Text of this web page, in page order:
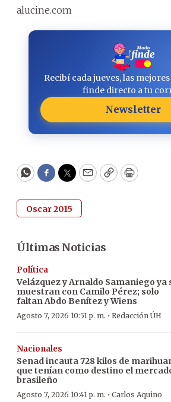
alucine.com
Recibí cada jueves, las
finde directo a tu
Newsletter
WhatsApp
Facebook
Twitter
EmailCopyPrint
Oscar 2015
Últimas Noticias
Política
Velázquez y Arnaldo Samaniego ya
muestran con Camilo Pérez; solo
faltan Abdo Benítez y Wiens
Agosto 7, 2026 10:51 p. m. · Redacción ÚH
Nacionales
Senad incauta 728 kilos de
que tenían como destino el
brasileño
Agosto 7, 2026 10:41 p. m. · Carlos Aquino